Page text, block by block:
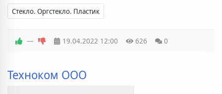
Стекло. Оргстекло. Пластик
— 19.04.2022 12:00 626 0
Техноком ООО